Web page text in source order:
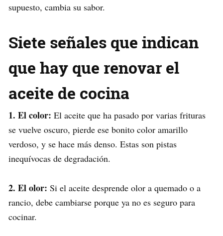
supuesto, cambia su sabor.
Siete señales que indican
que hay que renovar el
aceite de cocina
1. El color: El aceite que ha pasado por varias frituras
se vuelve oscuro, pierde ese bonito color amarillo
verdoso, y se hace más denso. Estas son pistas
inequívocas de degradación.
2. El olor: Si el aceite desprende olor a quemado o a
rancio, debe cambiarse porque ya no es seguro para
cocinar.